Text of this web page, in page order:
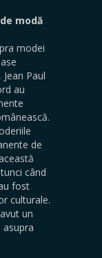
modă
modei
Paul
au
de
când
fost
culturale.
un